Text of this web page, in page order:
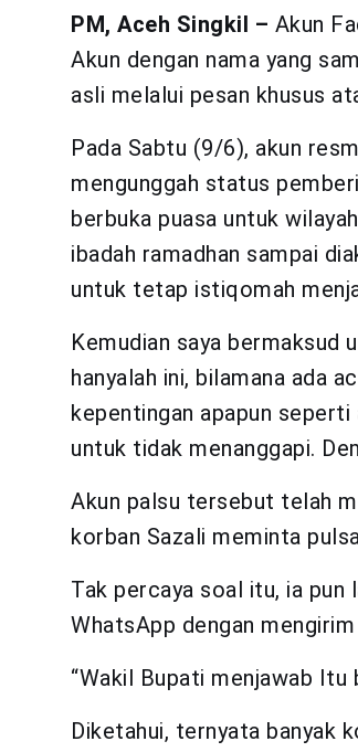
PM, Aceh Singkil – Akun
Akun dengan nama yang
asli melalui pesan khusus
Pada Sabtu (9/6), akun
mengunggah status
berbuka puasa untuk
ibadah ramadhan sampai
untuk tetap istiqomah
Kemudian saya bermaksud
hanyalah ini, bilamana ada
kepentingan apapun
untuk tidak menanggapi.
Akun palsu tersebut telah
korban Sazali meminta
Tak percaya soal itu, ia pun
WhatsApp dengan
“Wakil Bupati menjawab Itu
Diketahui, ternyata banyak